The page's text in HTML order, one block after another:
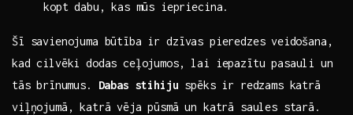
kopt dabu, kas mūs iepriecina.
Šī savienojuma‌ būtība ir dzīvas pieredzes ⁤veidošana,
kad cilvēki dodas ceļojumos, lai iepazītu pasauli un
tās⁤ brīnumus. Dabas stihiju spēks ir redzams​ katrā
viļņojumā, katrā vēja ⁤pūsmā ​un katrā​ saules starā.